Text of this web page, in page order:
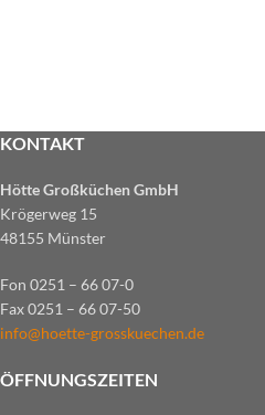
KONTAKT
Hötte Großküchen GmbH
Krögerweg 15
48155 Münster
Fon 0251 – 66 07-0
Fax 0251 – 66 07-50
info@hoette-grosskuechen.de
ÖFFNUNGSZEITEN